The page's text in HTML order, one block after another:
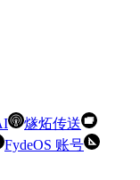
燧炻传送
FydeOS 账号